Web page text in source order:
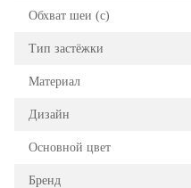
Обхват шеи (с)
Тип застёжки
Материал
Дизайн
Основной цвет
Бренд